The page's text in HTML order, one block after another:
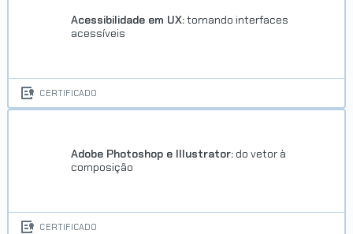
Acessibilidade em UX:tornando interfaces
acessíveis
CERTIFICADO
Adobe Photoshop e Illustrator: do vetor à
composição
CERTIFICADO